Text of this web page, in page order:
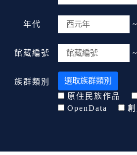
年代 ~
館藏編號 ~
族群類別
選取族群類別
原住民族作品
OpenData